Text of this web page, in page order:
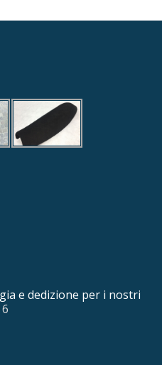
e dedizione per i nostri